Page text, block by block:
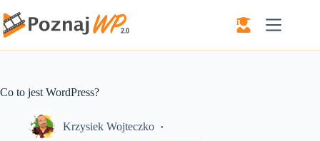
do
treści
Co to jest WordPress?
Krzysiek Wojteczko